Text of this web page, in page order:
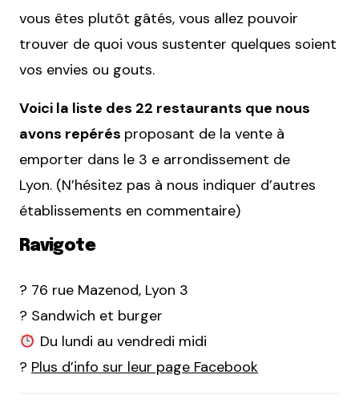
vous êtes plutôt gâtés, vous allez pouvoir
trouver de quoi vous sustenter quelques soient
vos envies ou gouts.
Voici la liste des 22 restaurants que nous
avons repérés proposant de la vente à
emporter dans le 3 e arrondissement de
Lyon. (N’hésitez pas à nous indiquer d’autres
établissements en commentaire)
Ravigote
? 76 rue Mazenod, Lyon 3
? Sandwich et burger
Du lundi au vendredi midi
? Plus d’info sur leur page Facebook